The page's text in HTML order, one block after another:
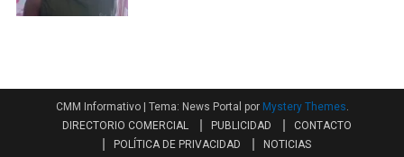
CMM Informativo Tema: News Portal por Mystery Themes.
DIRECTORIO COMERCIAL
PUBLICIDAD
CONTACTO
POLÍTICA DE PRIVACIDAD
NOTICIAS